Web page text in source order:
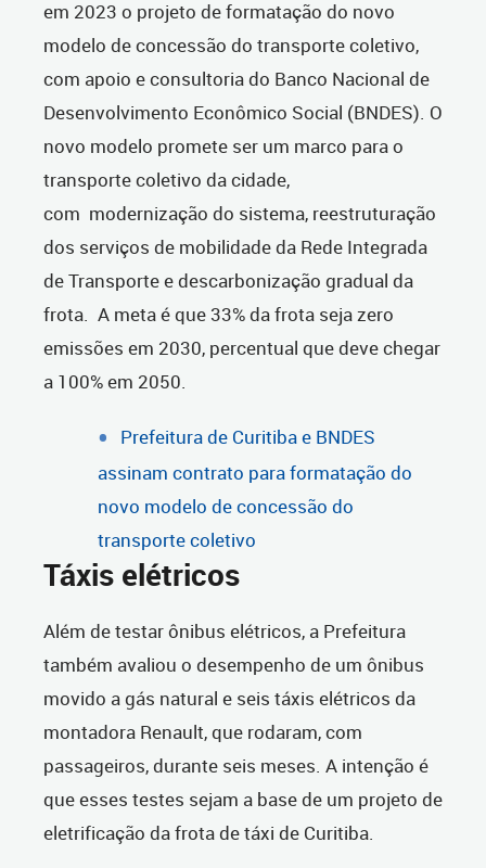
em 2023 o projeto de formatação do novo
modelo de concessão do transporte coletivo,
com apoio e consultoria do Banco Nacional de
Desenvolvimento Econômico Social (BNDES). O
novo modelo promete ser um marco para o
transporte coletivo da cidade,
com modernização do sistema, reestruturação
dos serviços de mobilidade da Rede Integrada
de Transporte e descarbonização gradual da
frota. A meta é que 33% da frota seja zero
emissões em 2030, percentual que deve chegar
a 100% em 2050.
Prefeitura de Curitiba e BNDES
assinam contrato para formatação do
novo modelo de concessão do
transporte coletivo
Táxis elétricos
Além de testar ônibus elétricos, a Prefeitura
também avaliou o desempenho de um ônibus
movido a gás natural e seis táxis elétricos da
montadora Renault, que rodaram, com
passageiros, durante seis meses. A intenção é
que esses testes sejam a base de um projeto de
eletrificação da frota de táxi de Curitiba.